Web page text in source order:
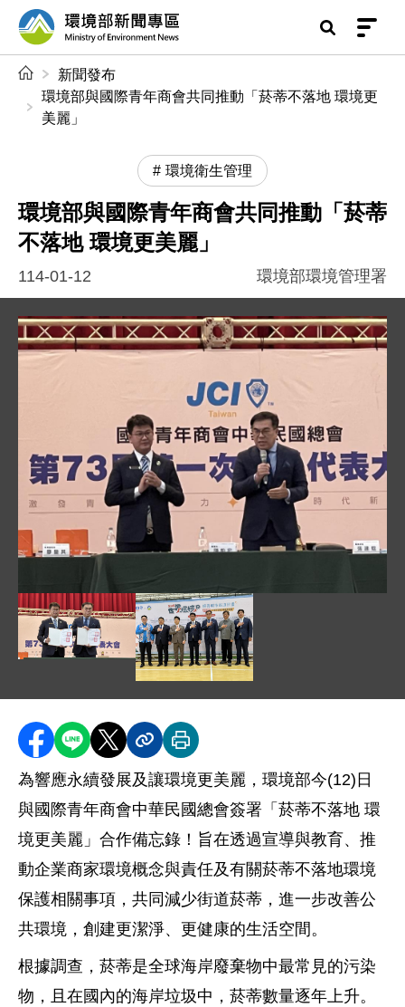
前往中央內容區塊
環境部新聞專區
新聞發布
環境部與國際青年商會共同推動「菸蒂不落地 環境更
美麗」
環境衛生管理
環境部與國際青年商會共同推動「菸蒂
不落地 環境更美麗」
114-01-12 環境部環境管理署
圖片說明：簽署儀式環境部彭部長啓明_右_致詞 .jpeg
圖片說明：彭部長_右_與青商會簽署備忘錄 .jpg
分享至 Facebook
分享到 LINE
分享到 X分享內容連結
列印本頁
為響應永續發展及讓環境更美麗，環境部今(12) 日
與國際青年商會中華民國總會簽署「菸蒂不落地 環
境更美麗」合作備忘錄 ！ 旨在透過宣導與教育、推
動企業商家環境概念與責任及有關菸蒂不落地環境
保護相關事項，共同減少街道菸蒂，進一步改善公
共環境，創建更潔淨、更健康的生活空間。
根據調查，菸蒂是全球海岸廢棄物中最常見的污染
物，且在國內的海岸垃圾中，菸蒂數量逐年上升。